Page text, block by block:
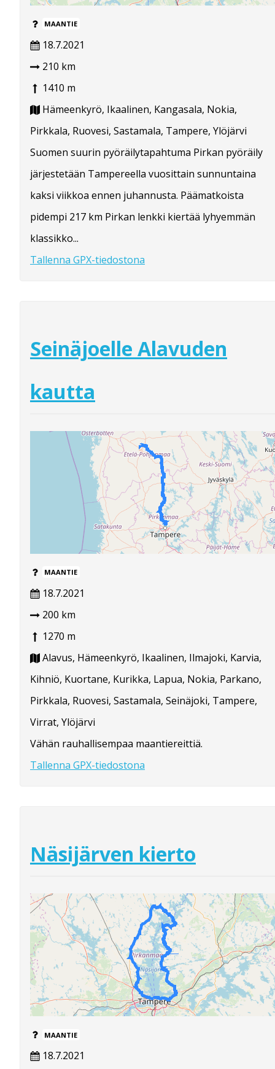
MAANTIE
18.7.2021
210 km
1410 m
Hämeenkyrö, Ikaalinen, Kangasala, Nokia,
Pirkkala, Ruovesi, Sastamala, Tampere, Ylöjärvi
Suomen suurin pyöräilytapahtuma Pirkan pyöräily
järjestetään Tampereella vuosittain sunnuntaina
kaksi viikkoa ennen juhannusta. Päämatkoista
pidempi 217 km Pirkan lenkki kiertää lyhyemmän
klassikko...
Tallenna GPX-tiedostona
Seinäjoelle Alavuden
kautta
MAANTIE
18.7.2021
200 km
1270 m
Alavus, Hämeenkyrö, Ikaalinen, Ilmajoki, Karvia,
Kihniö, Kuortane, Kurikka, Lapua, Nokia, Parkano,
Pirkkala, Ruovesi, Sastamala, Seinäjoki, Tampere,
Virrat, Ylöjärvi
Vähän rauhallisempaa maantiereittiä.
Tallenna GPX-tiedostona
Näsijärven kierto
MAANTIE
18.7.2021